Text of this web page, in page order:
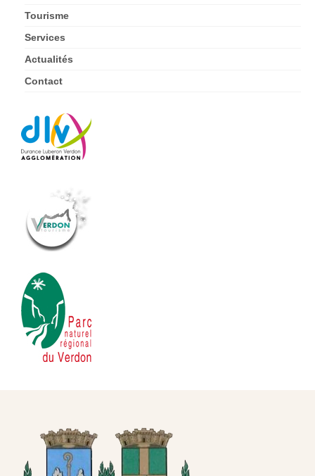
Tourisme
Services
Actualités
Contact